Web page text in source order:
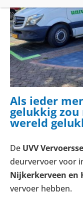
Als ieder
gelukkig zou
wereld
De UVV
deurvervoer voor
Nijkerkerveen en
vervoer hebben.